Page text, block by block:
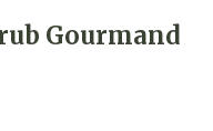
Gourmand